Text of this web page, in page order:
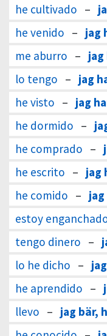
he cultivado –
he venido – jag
me aburro –
lo tengo – jag
he visto – jag
he dormido –
he comprado –
he escrito – jag
he comido –
estoy
tengo dinero –
lo he dicho –
he aprendido –
llevo – jag bär,